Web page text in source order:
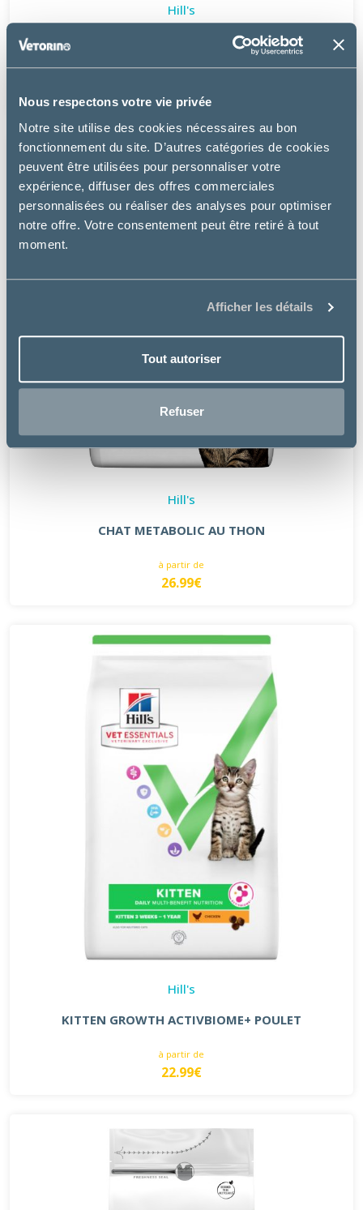
Nous respectons votre vie privée
Notre site utilise des cookies nécessaires au bon
fonctionnement du site. D’autres catégories de cookies
peuvent être utilisées pour personnaliser votre
expérience, diffuser des offres commerciales
personnalisées ou réaliser des analyses pour optimiser
notre offre. Votre consentement peut être retiré à tout
moment.
Afficher les détails
Tout autoriser
Refuser
Hill's
CHAT Y/D THYROID
29.99€
Hill's
CHAT METABOLIC AU THON
à partir de
26.99€
Hill's
KITTEN GROWTH ACTIVBIOME+ POULET
à partir de
22.99€